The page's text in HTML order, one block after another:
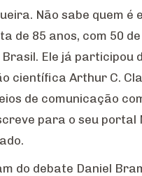
Não sabe quem é
de 85 anos, com 50
Ele já participou
científica Arthur C.
de comunicação
para o seu
do debate Daniel